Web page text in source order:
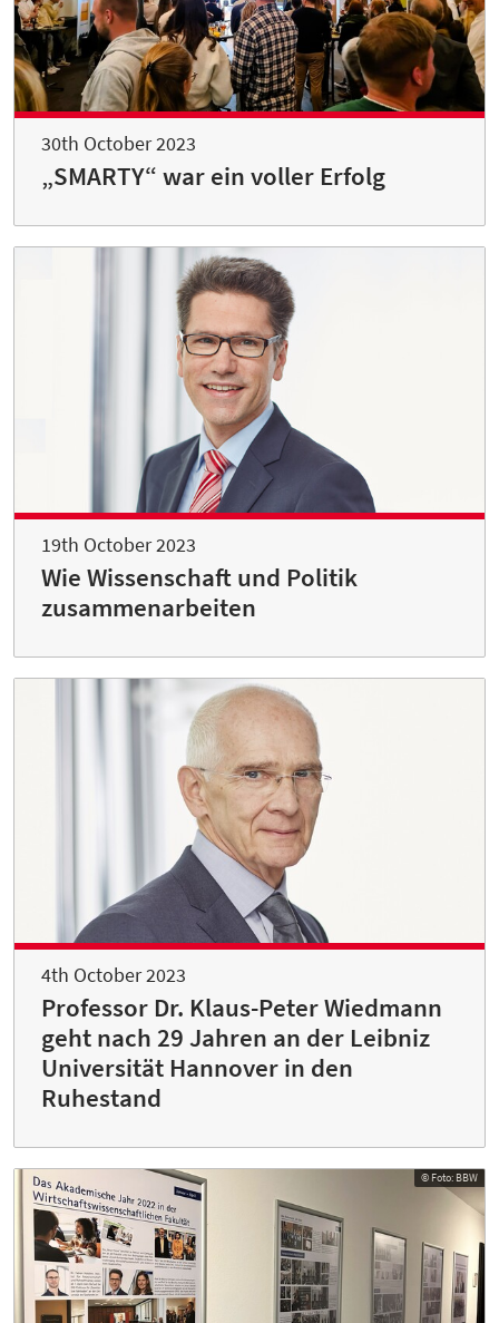
30th October 2023
„SMARTY“ war ein voller Erfolg
19th October 2023
Wie Wissenschaft und Politik
zusammenarbeiten
4th October 2023
Professor Dr. Klaus-Peter Wiedmann
geht nach 29 Jahren an der Leibniz
Universität Hannover in den
Ruhestand
© Foto: BBW